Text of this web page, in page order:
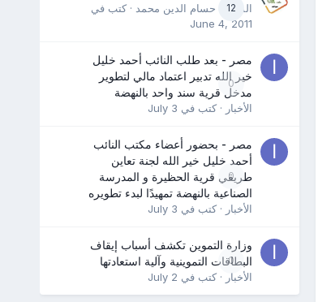
12
المدرب حسام الدين محمد · كتب في
June 4, 2011
0
مصر - بعد طلب النائب أحمد خليل
خير الله تدبير اعتماد مالي لتطوير
مدخل قرية سند واحد بالنهضة
الأخبار · كتب في July 3
0
مصر - بحضور أعضاء مكتب النائب
أحمد خليل خير الله لجنة تعاين
طريقي قرية الحظيرة و المدرسة
الصناعية بالنهضة تمهيدًا لبدء تطويره
الأخبار · كتب في July 3
0
وزارة التموين تكشف أسباب إيقاف
البطاقات التموينية وآلية استعادتها
الأخبار · كتب في July 2